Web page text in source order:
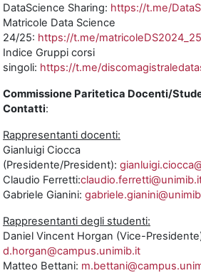
DataScience Sharing: https://t.me/
Matricole Data Science
24/25: https://t.me/matricoleDS2024_25
Indice Gruppi corsi
singoli: https://t.me/
Commissione Paritetica Docenti/
Contatti:
Rappresentanti docenti:
Gianluigi Ciocca
(Presidente/President):
Claudio Ferretti:
Gabriele Gianini:
Rappresentanti degli studenti:
Daniel Vincent Horgan (Vice-
d.horgan@campus.unimib.it
Matteo Bettani: